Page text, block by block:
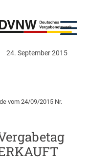
24. September 2015
vom 24/09/2015 Nr.